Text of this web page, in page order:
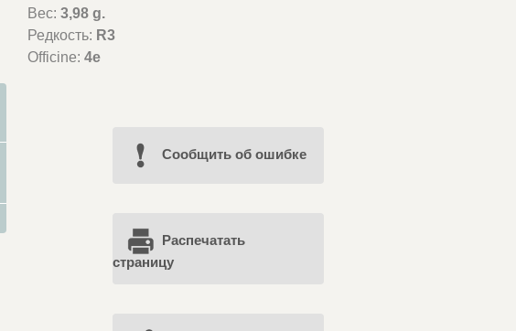
Вес:3,98 g.
Редкость: R3
Officine:4e
Cообщить об ошибке
Распечатать
страницу